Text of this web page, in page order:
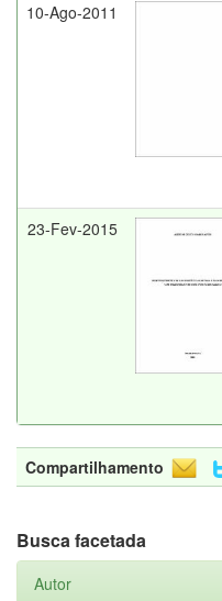
10-Ago-2011
23-Fev-2015
Compartilhamento
Busca facetada
Autor